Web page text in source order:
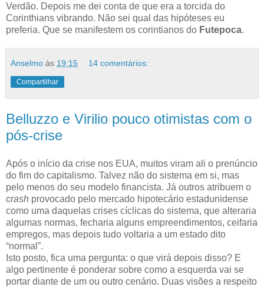
Verdão. Depois me dei conta de que era a torcida do
Corinthians vibrando. Não sei qual das hipóteses eu
preferia. Que se manifestem os corintianos do Futepoca.
Anselmo às 19:15 14 comentários:
Compartilhar
Belluzzo e Virilio pouco otimistas com o
pós-crise
Após o início da crise nos EUA, muitos viram ali o prenúncio
do fim do capitalismo. Talvez não do sistema em si, mas
pelo menos do seu modelo financista. Já outros atribuem o
crash provocado pelo mercado hipotecário estadunidense
como uma daquelas crises cíclicas do sistema, que alteraria
algumas normas, fecharia alguns empreendimentos, ceifaria
empregos, mas depois tudo voltaria a um estado dito
“normal”.
Isto posto, fica uma pergunta: o que virá depois disso? E
algo pertinente é ponderar sobre como a esquerda vai se
portar diante de um ou outro cenário. Duas visões a respeito